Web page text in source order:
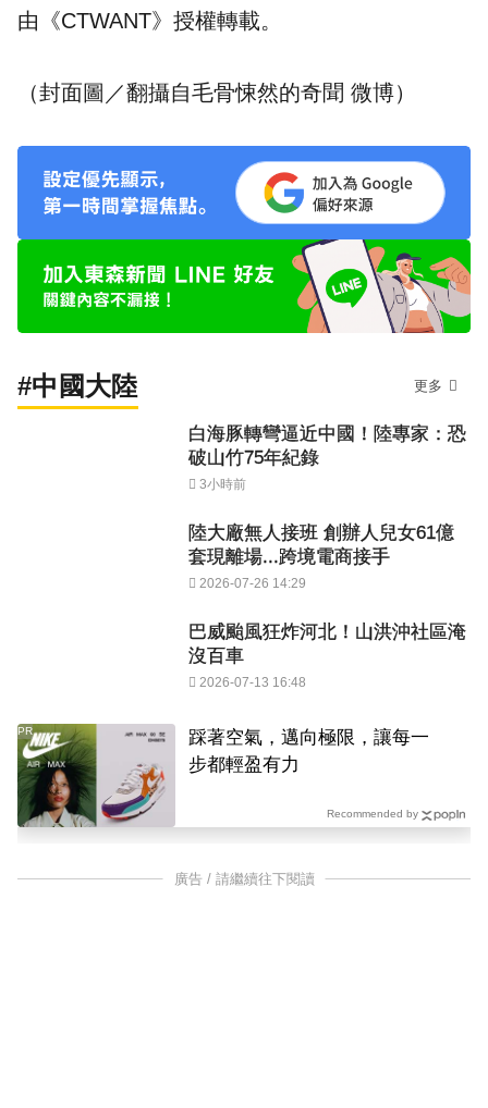
由《CTWANT》授權轉載。
（封面圖／翻攝自毛骨悚然的奇聞 微博）
#中國大陸 更多
白海豚轉彎逼近中國！陸專家：恐
破山竹75年紀錄
3小時前
陸大廠無人接班 創辦人兒女61億
套現離場...跨境電商接手
2026-07-26 14:29
巴威颱風狂炸河北！山洪沖社區淹
沒百車
2026-07-13 16:48
踩著空氣，邁向極限，讓每一
步都輕盈有力
PR
Recommended by
廣告 / 請繼續往下閱讀